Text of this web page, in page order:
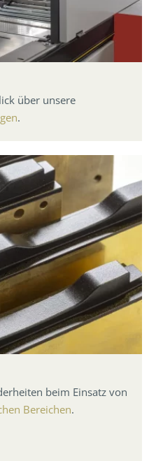
über unsere
.
beim Einsatz von
Bereichen.